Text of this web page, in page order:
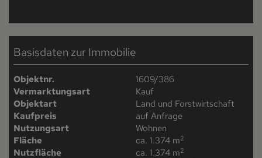
Basisdaten zur Immobilie
Objektnr.
1609/386
Vermarktungsart
Kauf
Objektart
Land und Forstwirtschaft
Kaufpreis
auf Anfrage
Nutzungsart
Wohnen
Fläche
ca. 1.374 m2
Nutzfläche ca. 1.374 m2